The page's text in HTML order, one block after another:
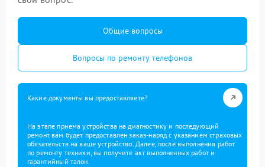
Общие вопросы
Вопросы по ремонту телефонов
Какие документы вы предоставляете?
На этапе приема устройства на диагностику и последующий
ремонт вам будет предоставлен заказ-наряд с указанием страховых
обязательств на ваше устройство. Далее, после выполнения работ
по ремонту техники, вы получите акт выполненных работ и
гарантийный талон.